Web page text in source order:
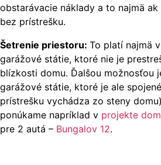
obstarávacie náklady a to najmä
bez prístrešku.
Šetrenie priestoru: To platí najmä
garážové státie, ktoré nie je
blízkosti domu. Ďalšou možnosťou
garážové státie, ktoré je ale
prístrešku vychádza zo steny
ponúkame napríklad v projekte
pre 2 autá – Bungalov 12.